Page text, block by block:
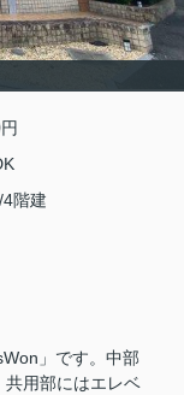
階建
」です。中部
用部にはエレベ